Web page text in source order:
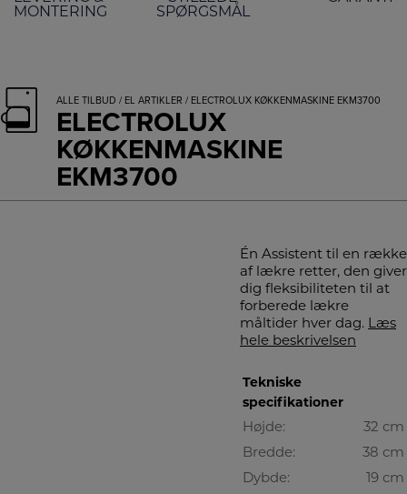
indholdet
MONTERING
SPØRGSMÅL
ALLE TILBUD / EL ARTIKLER / ELECTROLUX KØKKENMASKINE EKM3700
ELECTROLUX
KØKKENMASKINE
EKM3700
Én Assistent til en række
af lækre retter, den giver
dig fleksibiliteten til at
forberede lækre
måltider hver dag. Læs
hele beskrivelsen
Tekniske
specifikationer
Højde:
32 cm
Bredde:
38 cm
Dybde:
19 cm